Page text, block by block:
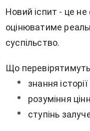
Новий іспит - це
оцінюватиме
суспільство.
Що
знання
розуміння
ступінь